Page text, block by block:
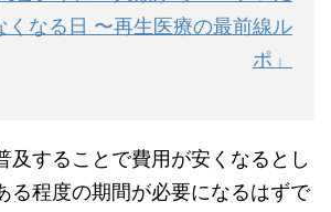
くなる日 〜再生医療の最前線ル
ポ」
及することで費用が安くなるとし
る程度の期間が必要になるはずで